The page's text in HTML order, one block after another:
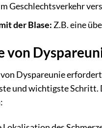
Geschlechtsverkehr
der Blase:Z.B. eine
von
Dyspareunie
und wichtigste Schritt.